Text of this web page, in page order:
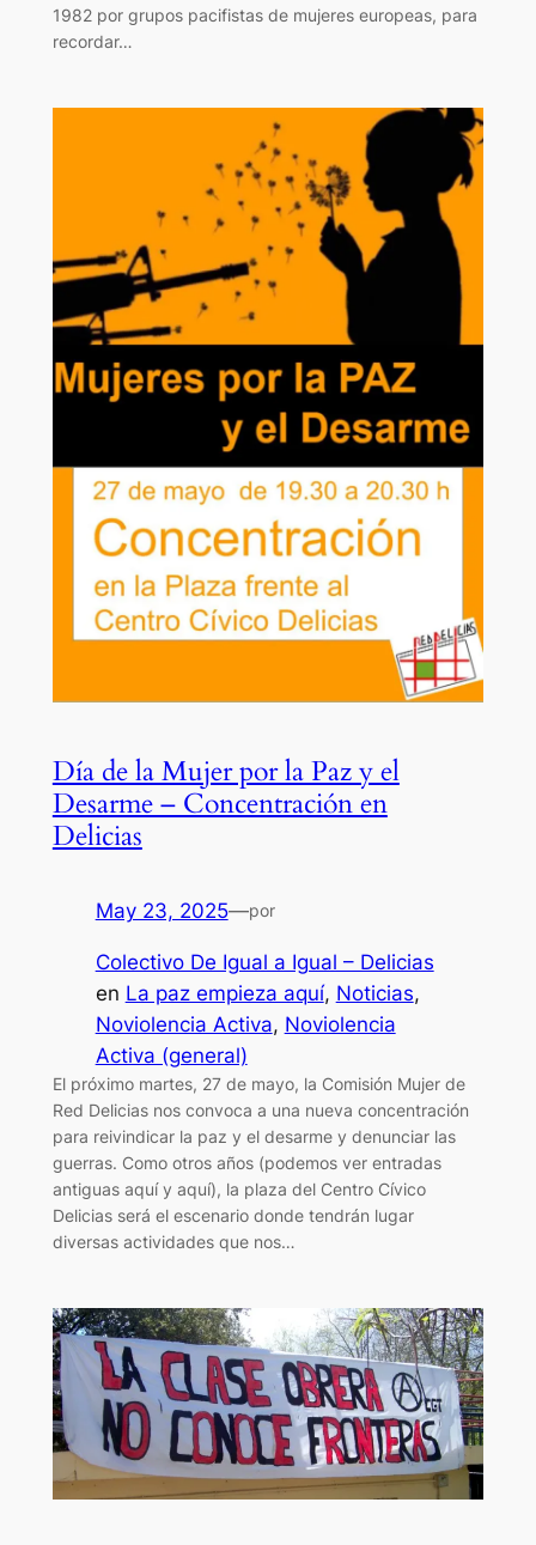
1982 por grupos pacifistas de mujeres europeas, para
recordar…
Día de la Mujer por la Paz y el
Desarme – Concentración en
Delicias
May 23, 2025—por
Colectivo De Igual a Igual – Delicias
en La paz empieza aquí, Noticias
Noviolencia Activa, Noviolencia
Activa (general)
El próximo martes, 27 de mayo, la Comisión Mujer de
Red Delicias nos convoca a una nueva concentración
para reivindicar la paz y el desarme y denunciar las
guerras. Como otros años (podemos ver entradas
antiguas aquí y aquí), la plaza del Centro Cívico
Delicias será el escenario donde tendrán lugar
diversas actividades que nos…